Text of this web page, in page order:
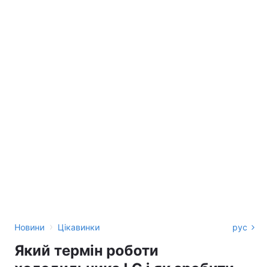
Новини › Цікавинки рус
Який термін роботи